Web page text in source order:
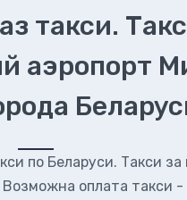
такси.
аэропорт
по Беларуси. Такси за
оплата такси -